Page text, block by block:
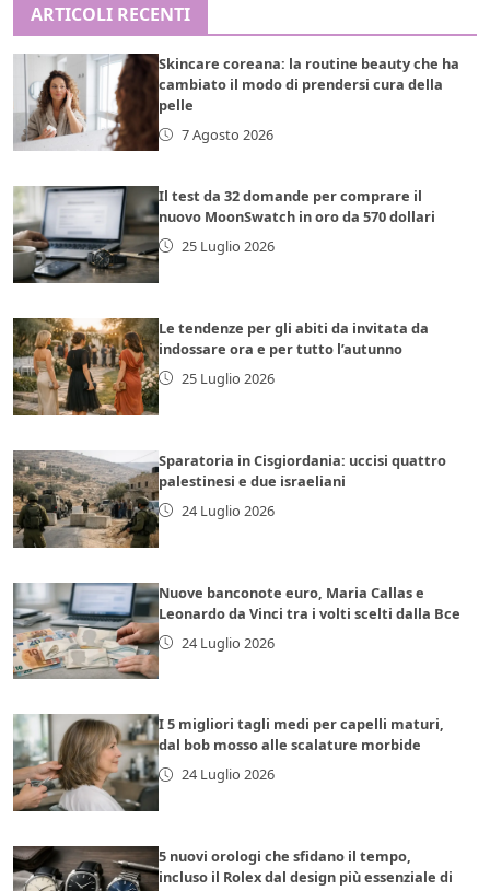
ARTICOLI RECENTI
Skincare coreana: la routine beauty che ha
cambiato il modo di prendersi cura della
pelle
7 Agosto 2026
Il test da 32 domande per comprare il
nuovo MoonSwatch in oro da 570 dollari
25 Luglio 2026
Le tendenze per gli abiti da invitata da
indossare ora e per tutto l’autunno
25 Luglio 2026
Sparatoria in Cisgiordania: uccisi quattro
palestinesi e due israeliani
24 Luglio 2026
Nuove banconote euro, Maria Callas e
Leonardo da Vinci tra i volti scelti dalla Bce
24 Luglio 2026
I 5 migliori tagli medi per capelli maturi,
dal bob mosso alle scalature morbide
24 Luglio 2026
5 nuovi orologi che sfidano il tempo,
incluso il Rolex dal design più essenziale di